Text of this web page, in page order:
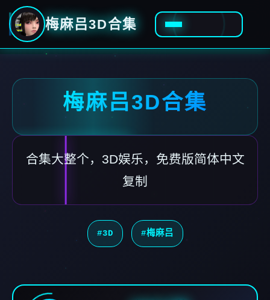
梅麻吕3D合集
梅麻吕3D合集
合集大整个，3D娱乐，免费版简体中文
复制
#3D #梅麻吕